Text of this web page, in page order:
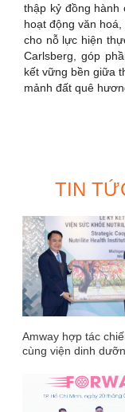
thập kỷ đồng hành
hoạt động văn
cho nỗ lực hiện
Carlsberg, góp
kết vững bền giữa
mảnh đất quê
TIN
Amway hợp tác
cùng viện dinh